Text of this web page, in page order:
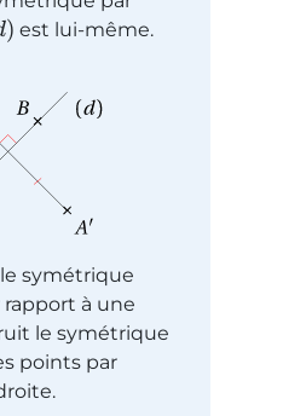
) est lui-même.
symétrique
rapport à une
le symétrique
points par